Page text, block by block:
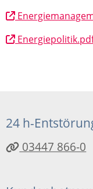
24 h-
03447 866-0